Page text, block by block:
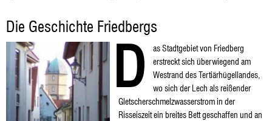
Geschichte
Friedberg
Die Geschichte Friedbergs
D
as Stadtgebiet von Friedberg
erstreckt sich überwiegend am
Westrand des Tertiärhügellandes,
wo sich der Lech als reißender
Gletscherschmelzwasserstrom in der
Risseiszeit ein breites Bett geschaffen und an